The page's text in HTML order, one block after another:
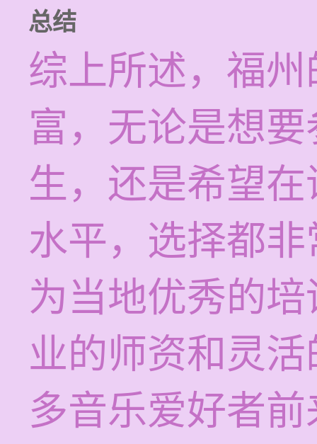
总结
综上所述，福
富，无论是想
生，还是希望
水平，选择都
为当地优秀的
业的师资和灵
多音乐爱好者